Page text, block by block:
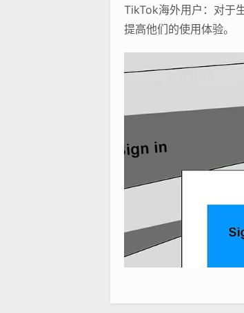
TikTok海外用户：对于
提高他们的使用体验。